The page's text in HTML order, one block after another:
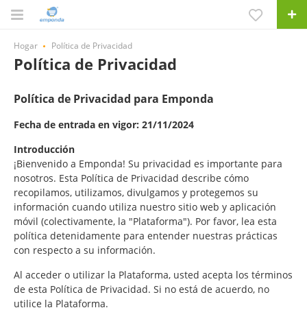
Hogar Política de Privacidad
Política de Privacidad
Política de Privacidad para Emponda
Fecha de entrada en vigor: 21/11/2024
Introducción
¡Bienvenido a Emponda! Su privacidad es importante para
nosotros. Esta Política de Privacidad describe cómo
recopilamos, utilizamos, divulgamos y protegemos su
información cuando utiliza nuestro sitio web y aplicación
móvil (colectivamente, la "Plataforma"). Por favor, lea esta
política detenidamente para entender nuestras prácticas
con respecto a su información.
Al acceder o utilizar la Plataforma, usted acepta los términos
de esta Política de Privacidad. Si no está de acuerdo, no
utilice la Plataforma.